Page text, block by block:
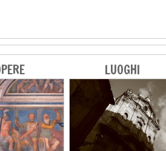
LUOGHI